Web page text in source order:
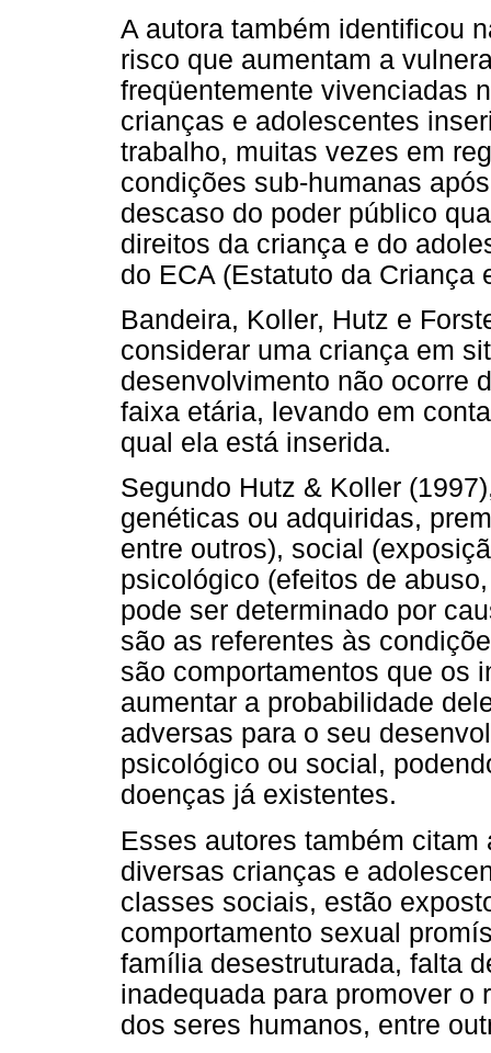
A autora também identificou
risco que aumentam a
freqüentemente vivenciadas
crianças e adolescentes
trabalho, muitas vezes em
condições sub-humanas
descaso do poder público
direitos da criança e do
do ECA (Estatuto da Criança
Bandeira, Koller, Hutz e
considerar uma criança em
desenvolvimento não ocorre
faixa etária, levando em
qual ela está inserida.
Segundo Hutz & Koller
genéticas ou adquiridas,
entre outros), social
psicológico (efeitos de
pode ser determinado por
são as referentes às
são comportamentos que os
aumentar a probabilidade
adversas para o seu
psicológico ou social,
doenças já existentes.
Esses autores também
diversas crianças e
classes sociais, estão
comportamento sexual
família desestruturada, falta
inadequada para promover o
dos seres humanos, entre